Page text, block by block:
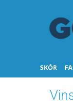
SKÓR